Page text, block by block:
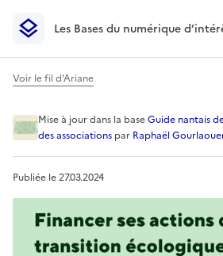
Les Bases du numérique d’intérêt
Les Bases du numérique
Voir le fil d'Ariane
Financer ses
Mise à jourdans la baseGuide nantais
des associations par Raphaël
Publiée le27.03.2024